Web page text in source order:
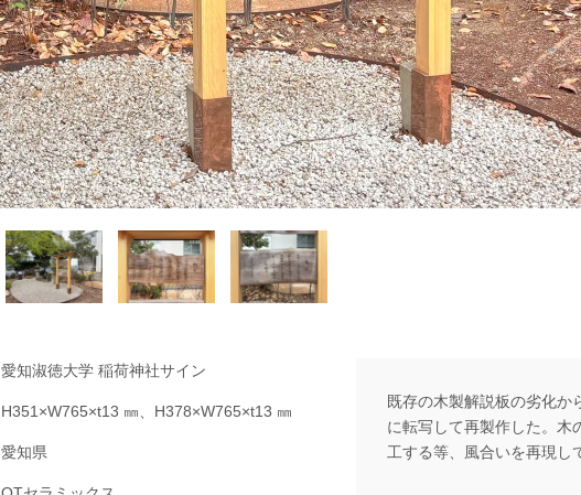
愛知淑徳大学 稲荷神社サイン
H351×W765×t13 ㎜、H378×W765×t13 ㎜
愛知県
既存の木製解説板の劣化か
に転写して再製作した。木
工する等、風合いを再現し